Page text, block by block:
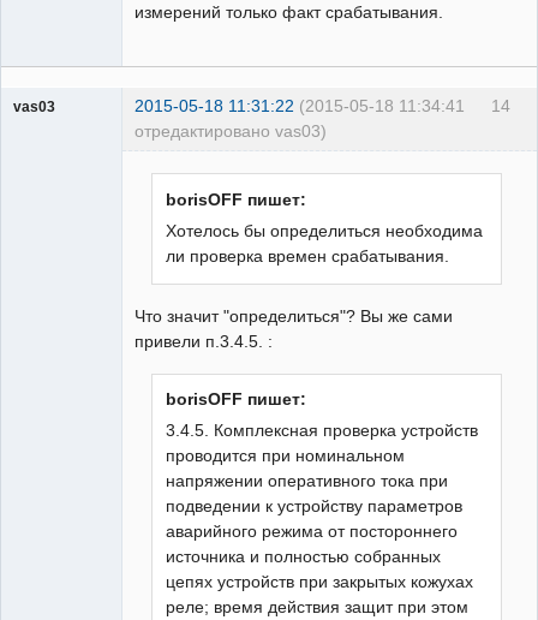
измерений только факт срабатывания.
14
vas03 2015-05-18 11:31:22 (2015-05-18 11:34:41
отредактировано vas03)
borisOFF пишет:
Хотелось бы определиться необходима
ли проверка времен срабатывания.
Что значит "определиться"? Вы же сами
привели п.3.4.5. :
borisOFF пишет:
3.4.5. Комплексная проверка устройств
проводится при номинальном
напряжении оперативного тока при
подведении к устройству параметров
аварийного режима от постороннего
источника и полностью собранных
цепях устройств при закрытых кожухах
реле; время действия защит при этом